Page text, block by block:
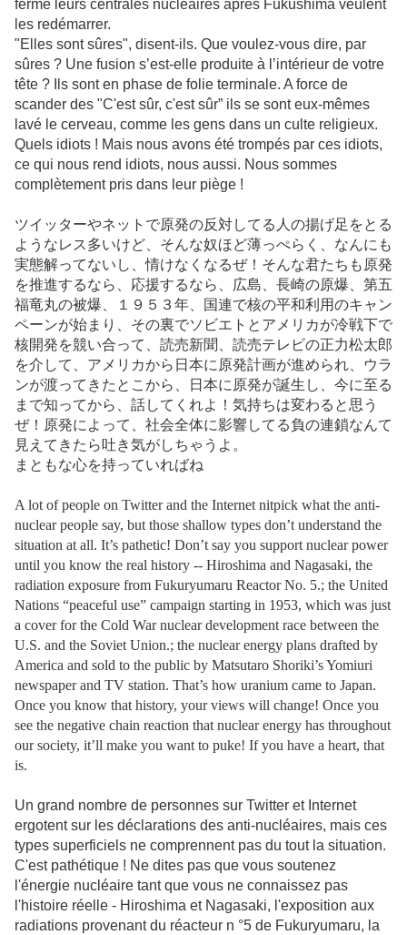
fermé leurs centrales nucléaires après Fukushima veulent
les redémarrer.
"Elles sont sûres", disent-ils. Que voulez-vous dire, par
sûres ? Une fusion s’est-elle produite à l’intérieur de votre
tête ? Ils sont en phase de folie terminale. A force de
scander des "C'est sûr, c'est sûr” ils se sont eux-mêmes
lavé le cerveau, comme les gens dans un culte religieux.
Quels idiots ! Mais nous avons été trompés par ces idiots,
ce qui nous rend idiots, nous aussi. Nous sommes
complètement pris dans leur piège !
ツイッターやネットで原発の反対してる人の揚げ足をとる
ようなレス多いけど、そんな奴ほど薄っぺらく、なんにも
実態解ってないし、情けなくなるぜ！そんな君たちも原発
を推進するなら、応援するなら、広島、長崎の原爆、第五
福竜丸の被爆、１９５３年、国連で核の平和利用のキャン
ペーンが始まり、その裏でソビエトとアメリカが冷戦下で
核開発を競い合って、読売新聞、読売テレビの正力松太郎
を介して、アメリカから日本に原発計画が進められ、ウラ
ンが渡ってきたとこから、日本に原発が誕生し、今に至る
まで知ってから、話してくれよ！気持ちは変わると思う
ぜ！原発によって、社会全体に影響してる負の連鎖なんて
見えてきたら吐き気がしちゃうよ。
まともな心を持っていればね
A lot of people on Twitter and the Internet nitpick what the anti-
nuclear people say, but those shallow types don’t understand the
situation at all. It’s pathetic! Don’t say you support nuclear power
until you know the real history -- Hiroshima and Nagasaki, the
radiation exposure from Fukuryumaru Reactor No. 5.; the United
Nations “peaceful use” campaign starting in 1953, which was just
a cover for the Cold War nuclear development race between the
U.S. and the Soviet Union.; the nuclear energy plans drafted by
America and sold to the public by Matsutaro Shoriki’s Yomiuri
newspaper and TV station. That’s how uranium came to Japan.
Once you know that history, your views will change! Once you
see the negative chain reaction that nuclear energy has throughout
our society, it’ll make you want to puke! If you have a heart, that
is.
Un grand nombre de personnes sur Twitter et Internet
ergotent sur les déclarations des anti-nucléaires, mais ces
types superficiels ne comprennent pas du tout la situation.
C'est pathétique ! Ne dites pas que vous soutenez
l'énergie nucléaire tant que vous ne connaissez pas
l'histoire réelle - Hiroshima et Nagasaki, l'exposition aux
radiations provenant du réacteur n °5 de Fukuryumaru, la